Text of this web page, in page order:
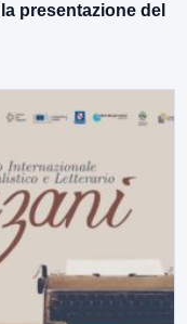
presentazione del